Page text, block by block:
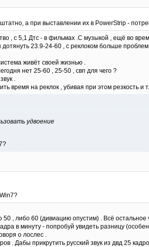
а при выставлении их в PowerStrip -
, с 5,1 Дтс - в фильмах .С музыкой , ещё во
23.9-24-60 , с реклоком больше
живёт своей жизнью .
нет 25-60 , 25-50 , свп для чего ?
.
время на реклок , убивая при этом
удвоение
, либо 60 (дивиацию опустим) . Всё остальное
в минуту - попробуй увидеть разницу
о лослес .
. Дабы прикрутить русский звук из двд 25